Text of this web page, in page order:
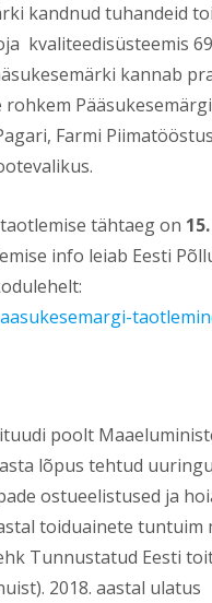
kandnud tuhandeid
kvaliteedisüsteemis
kannab
rohkem
Farmi
tähtaeg on
info leiab Eesti
poolt
lõpus tehtud
ostueelistused ja
toiduainete tuntuim
Tunnustatud Eesti
2018. aastal ulatus